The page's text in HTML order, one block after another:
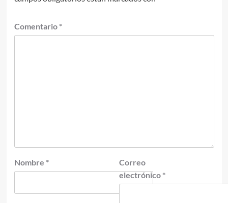
Comentario *
Nombre *
Correo
electrónico *